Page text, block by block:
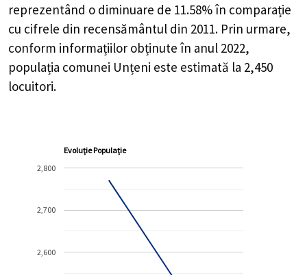
reprezentând o diminuare de 11.58%în comparație
cu cifrele din recensământul din 2011. Prin urmare,
conform informațiilor obținute în anul 2022,
populația comunei Unțeni este estimată la 2,450
locuitori.
Evoluție Populație
2,600
2,700
2,800